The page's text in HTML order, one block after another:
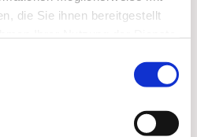
die Sie ihnen bereitgestellt